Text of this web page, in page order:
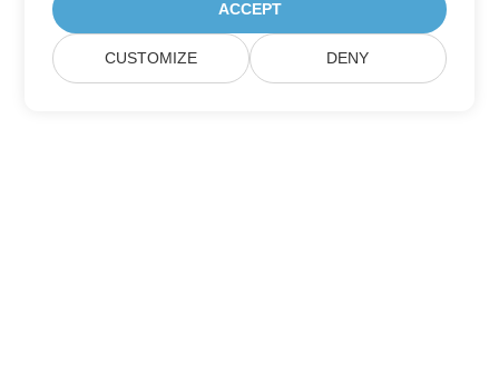
ACCEPT
CUSTOMIZE DENY